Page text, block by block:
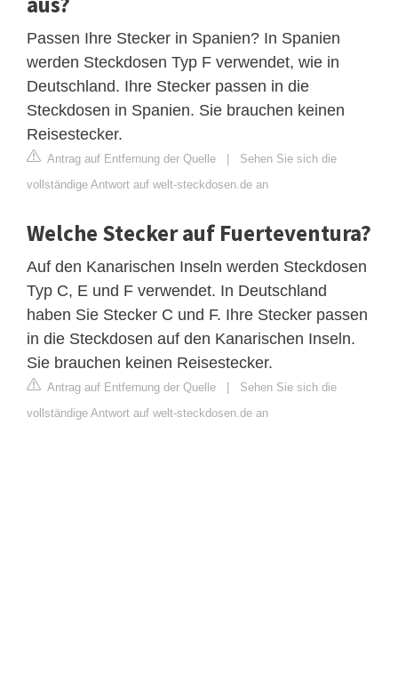
Passen Ihre Stecker in Spanien? In Spanien
werden Steckdosen Typ F verwendet, wie in
Deutschland. Ihre Stecker passen in die
Steckdosen in Spanien. Sie brauchen keinen
Reisestecker.
Antrag auf Entfernung der Quelle | Sehen Sie sich die
vollständige Antwort auf welt-steckdosen.de an
Welche Stecker auf Fuerteventura?
Auf den Kanarischen Inseln werden Steckdosen
Typ C, E und F verwendet. In Deutschland
haben Sie Stecker C und F. Ihre Stecker passen
in die Steckdosen auf den Kanarischen Inseln.
Sie brauchen keinen Reisestecker.
Antrag auf Entfernung der Quelle | Sehen Sie sich die
vollständige Antwort auf welt-steckdosen.de an